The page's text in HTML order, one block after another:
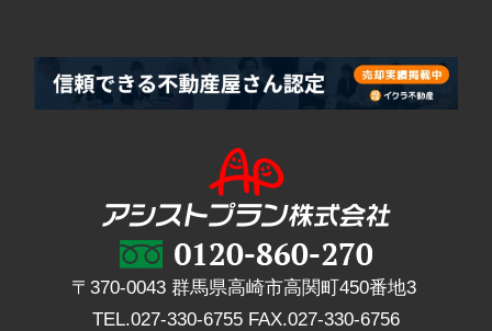
〒370-0043 群馬県高崎市高関町450番地3
TEL.027-330-6755 FAX.027-330-6756